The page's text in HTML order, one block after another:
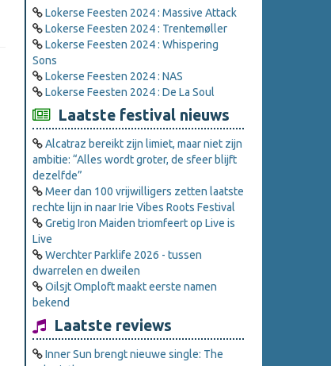
Lokerse Feesten 2024 : Massive Attack
Lokerse Feesten 2024 : Trentemøller
Lokerse Feesten 2024 : Whispering
Sons
Lokerse Feesten 2024 : NAS
Lokerse Feesten 2024 : De La Soul
Laatste festival nieuws
Alcatraz bereikt zijn limiet, maar niet zijn
ambitie: “Alles wordt groter, de sfeer blijft
dezelfde”
Meer dan 100 vrijwilligers zetten laatste
rechte lijn in naar Irie Vibes Roots Festival
Gretig Iron Maiden triomfeert op Live is
Live
Werchter Parklife 2026 - tussen
dwarrelen en dweilen
Oilsjt Omploft maakt eerste namen
bekend
Laatste reviews
Inner Sun brengt nieuwe single: The